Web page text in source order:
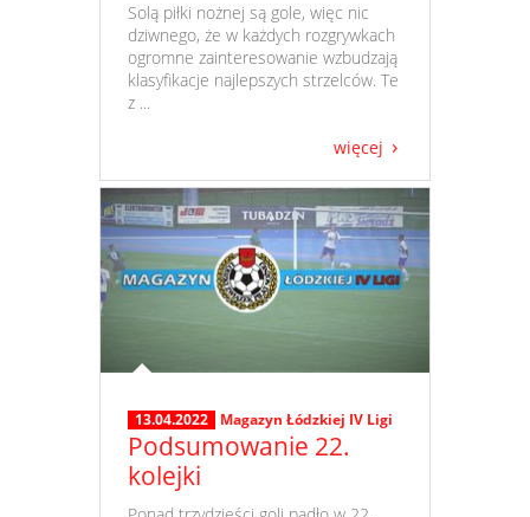
​ Solą piłki nożnej są gole, więc nic
dziwnego, że w każdych rozgrywkach
ogromne zainteresowanie wzbudzają
klasyfikacje najlepszych strzelców. Te
z ...
więcej
13.04.2022 Magazyn Łódzkiej IV Ligi
Podsumowanie 22.
kolejki